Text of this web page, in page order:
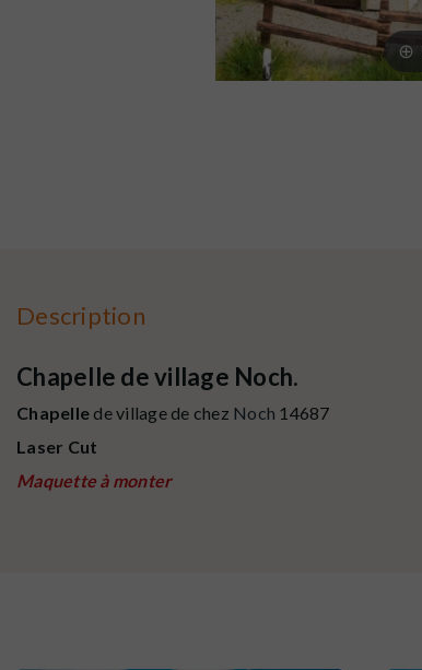
Description
Chapelle de village Noch.
Chapelle de village de chez Noch 14687
Laser Cut
Maquette à monter